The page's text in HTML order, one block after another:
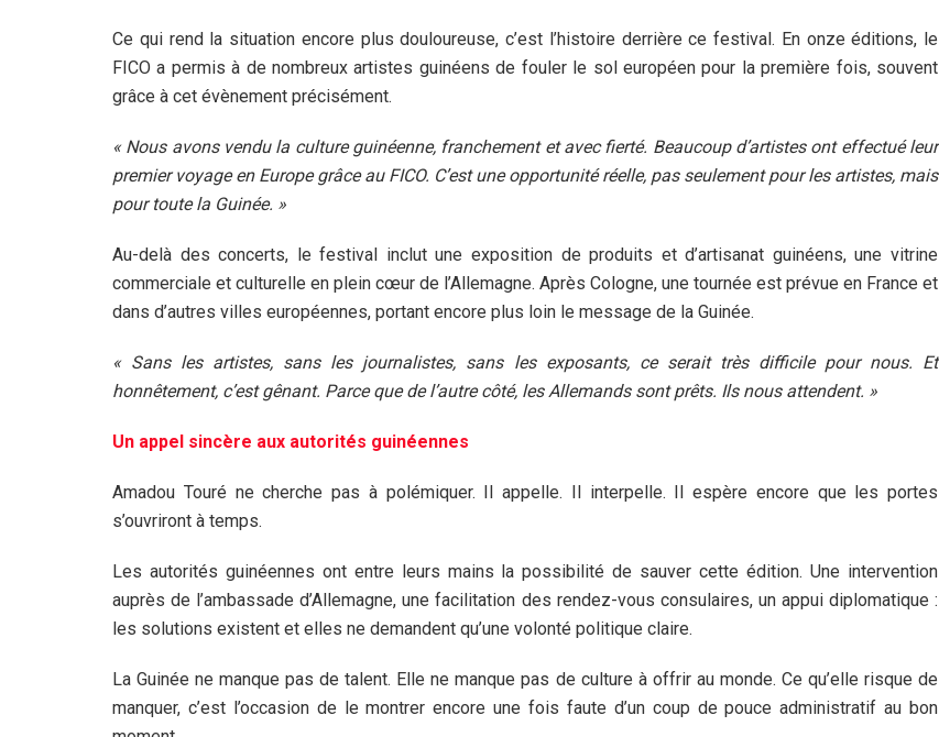
Ce qui rend la situation encore plus douloureuse, c’est l’histoire derrière ce festival. En onze éditions, le
FICO a permis à de nombreux artistes guinéens de fouler le sol européen pour la première fois, souvent
grâce à cet évènement précisément.
« Nous avons vendu la culture guinéenne, franchement et avec fierté. Beaucoup d’artistes ont effectué leur
premier voyage en Europe grâce au FICO. C’est une opportunité réelle, pas seulement pour les artistes, mais
pour toute la Guinée. »
Au-delà des concerts, le festival inclut une exposition de produits et d’artisanat guinéens, une vitrine
commerciale et culturelle en plein cœur de l’Allemagne. Après Cologne, une tournée est prévue en France et
dans d’autres villes européennes, portant encore plus loin le message de la Guinée.
« Sans les artistes, sans les journalistes, sans les exposants, ce serait très difficile pour nous. Et
honnêtement, c’est gênant. Parce que de l’autre côté, les Allemands sont prêts. Ils nous attendent. »
Un appel sincère aux autorités guinéennes
Amadou Touré ne cherche pas à polémiquer. Il appelle. Il interpelle. Il espère encore que les portes
s’ouvriront à temps.
Les autorités guinéennes ont entre leurs mains la possibilité de sauver cette édition. Une intervention
auprès de l’ambassade d’Allemagne, une facilitation des rendez-vous consulaires, un appui diplomatique :
les solutions existent et elles ne demandent qu’une volonté politique claire.
La Guinée ne manque pas de talent. Elle ne manque pas de culture à offrir au monde. Ce qu’elle risque de
manquer, c’est l’occasion de le montrer encore une fois faute d’un coup de pouce administratif au bon